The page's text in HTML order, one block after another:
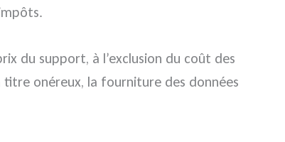
du support, à l’exclusion du coût des
titre onéreux, la fourniture des données